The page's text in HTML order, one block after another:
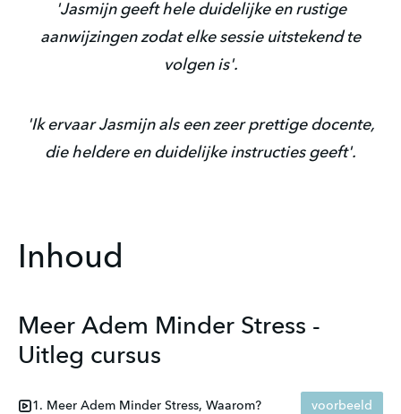
'Jasmijn geeft hele duidelijke en rustige
aanwijzingen zodat elke sessie uitstekend te
volgen is'.
'Ik ervaar Jasmijn als een zeer prettige docente,
die heldere en duidelijke instructies geeft'.
Inhoud
Meer Adem Minder Stress -
Uitleg cursus
1. Meer Adem Minder Stress, Waarom? voorbeeld